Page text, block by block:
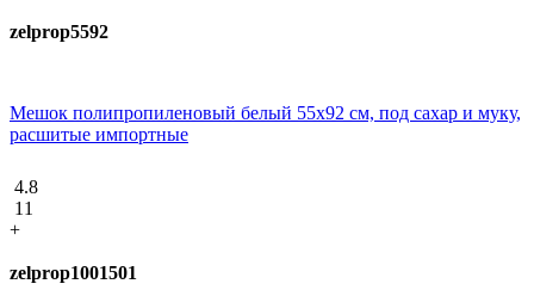
zelprop5592
Мешок полипропиленовый белый 55х92 см, под сахар и муку,
расшитые импортные
4.8
11
+
zelprop1001501